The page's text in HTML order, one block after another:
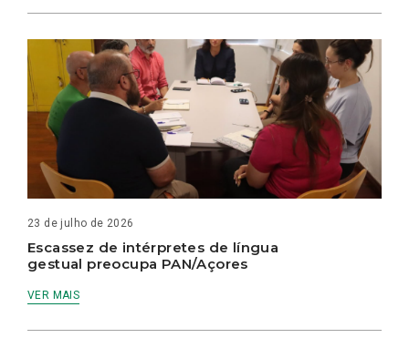
23 de julho de 2026
Escassez de intérpretes de língua
gestual preocupa PAN/Açores
VER MAIS